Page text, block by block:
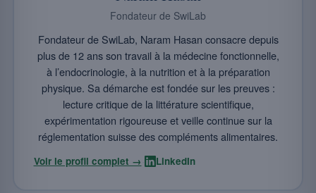
Fondateur de SwiLab
Fondateur de SwiLab, Naram Hasan consacre depuis
plus de 12 ans son travail à la médecine fonctionnelle,
à l’endocrinologie, à la nutrition et à la préparation
physique. Sa démarche est fondée sur les preuves :
lecture critique de la littérature scientifique,
expérimentation rigoureuse et veille continue sur la
réglementation suisse des compléments alimentaires.
Voir le profil complet → LinkedIn